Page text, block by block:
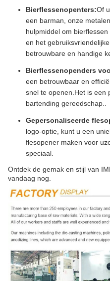
Bierflessenopenters:Of
een barman, onze
hulpmiddel om
en het
betrouwbare en handige
Bierflessenopenders
een betrouwbaar en
snel te openen.Het is een
bartending gereedschap..
Gepersonaliseerde
logo-optie, kunt u een
flesopener maken voor
speciaal.
Ontdek de gemak en stijl van
vandaag nog.